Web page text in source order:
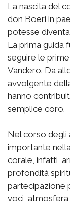
La nascita del
don Boeri in
potesse
La prima guida
seguire le
Vandero. Da
avvolgente
hanno
semplice coro.
Nel corso degli
importante
corale, infatti,
profondità
partecipazione
voci,